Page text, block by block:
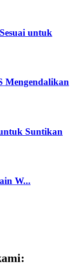
untuk
Mengendalikan
Suntikan
W...